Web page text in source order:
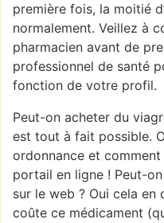
première fois, la moitié
normalement. Veillez à
pharmacien avant de
professionnel de santé
fonction de votre profil.
Peut-on acheter du
est tout à fait possible.
ordonnance et
portail en ligne ! Peut-
sur le web ? Oui cela en
coûte ce médicament